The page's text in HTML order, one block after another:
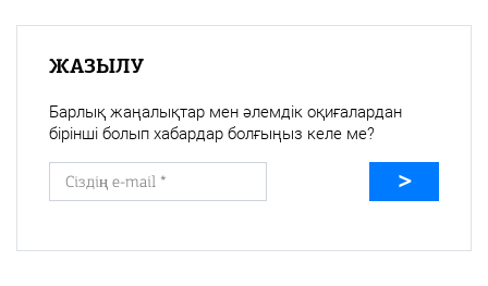
ЖАЗЫЛУ
Барлық жаңалықтар мен әлемдік оқиғалардан
бірінші болып хабардар болғыңыз келе ме?